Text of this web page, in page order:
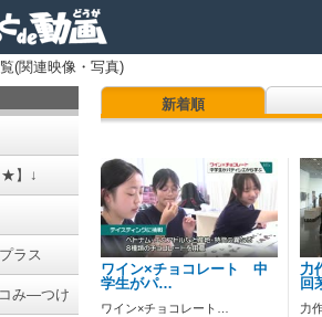
(関連映像・写真)
】↓
ラス
み―つけ
新着順
ワイン×チョコレート 中
学生がパ…
ワイン×チョコレート…
力
回
力